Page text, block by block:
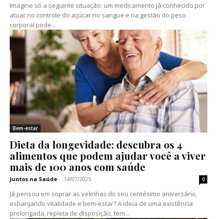
Imagine só a seguinte situação: um medicamento já conhecido por
atuar no controle do açúcar no sangue e na gestão do peso
corporal pode...
Bem-estar
Dieta da longevidade: descubra os 4
alimentos que podem ajudar você a viver
mais de 100 anos com saúde
Juntos na Saúde - 14/07/2025 0
Já pensou em soprar as velinhas do seu centésimo aniversário,
esbanjando vitalidade e bem-estar? A ideia de uma existência
prolongada, repleta de disposição, tem...